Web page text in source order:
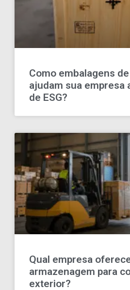
Como embalagens
ajudam sua empresa
de ESG?
Qual empresa
armazenagem para
exterior?